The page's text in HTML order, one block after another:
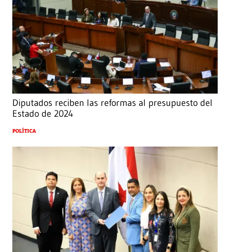
Diputados reciben las reformas al presupuesto del
Estado de 2024
POLÍTICA